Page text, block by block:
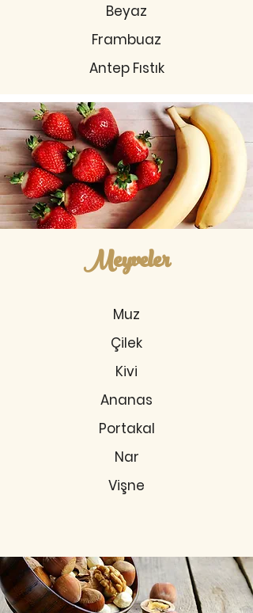
Beyaz
Frambuaz
Antep Fıstık
Meyveler
Muz
Çilek
Kivi
Ananas
Portakal
Nar
Vişne